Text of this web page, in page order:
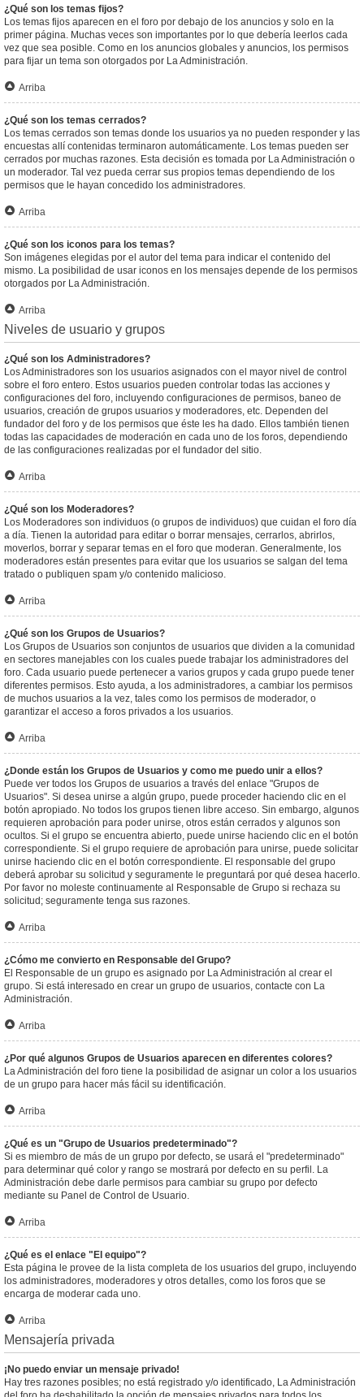
¿Qué son los temas fijos?
Los temas fijos aparecen en el foro por debajo de los anuncios y solo en la
primer página. Muchas veces son importantes por lo que debería leerlos cada
vez que sea posible. Como en los anuncios globales y anuncios, los permisos
para fijar un tema son otorgados por La Administración.
Arriba
¿Qué son los temas cerrados?
Los temas cerrados son temas donde los usuarios ya no pueden responder y las
encuestas allí contenidas terminaron automáticamente. Los temas pueden ser
cerrados por muchas razones. Esta decisión es tomada por La Administración o
un moderador. Tal vez pueda cerrar sus propios temas dependiendo de los
permisos que le hayan concedido los administradores.
Arriba
¿Qué son los iconos para los temas?
Son imágenes elegidas por el autor del tema para indicar el contenido del
mismo. La posibilidad de usar iconos en los mensajes depende de los permisos
otorgados por La Administración.
Arriba
Niveles de usuario y grupos
¿Qué son los Administradores?
Los Administradores son los usuarios asignados con el mayor nivel de control
sobre el foro entero. Estos usuarios pueden controlar todas las acciones y
configuraciones del foro, incluyendo configuraciones de permisos, baneo de
usuarios, creación de grupos usuarios y moderadores, etc. Dependen del
fundador del foro y de los permisos que éste les ha dado. Ellos también tienen
todas las capacidades de moderación en cada uno de los foros, dependiendo
de las configuraciones realizadas por el fundador del sitio.
Arriba
¿Qué son los Moderadores?
Los Moderadores son individuos (o grupos de individuos) que cuidan el foro día
a día. Tienen la autoridad para editar o borrar mensajes, cerrarlos, abrirlos,
moverlos, borrar y separar temas en el foro que moderan. Generalmente, los
moderadores están presentes para evitar que los usuarios se salgan del tema
tratado o publiquen spam y/o contenido malicioso.
Arriba
¿Qué son los Grupos de Usuarios?
Los Grupos de Usuarios son conjuntos de usuarios que dividen a la comunidad
en sectores manejables con los cuales puede trabajar los administradores del
foro. Cada usuario puede pertenecer a varios grupos y cada grupo puede tener
diferentes permisos. Esto ayuda, a los administradores, a cambiar los permisos
de muchos usuarios a la vez, tales como los permisos de moderador, o
garantizar el acceso a foros privados a los usuarios.
Arriba
¿Donde están los Grupos de Usuarios y como me puedo unir a ellos?
Puede ver todos los Grupos de usuarios a través del enlace "Grupos de
Usuarios". Si desea unirse a algún grupo, puede proceder haciendo clic en el
botón apropiado. No todos los grupos tienen libre acceso. Sin embargo, algunos
requieren aprobación para poder unirse, otros están cerrados y algunos son
ocultos. Si el grupo se encuentra abierto, puede unirse haciendo clic en el botón
correspondiente. Si el grupo requiere de aprobación para unirse, puede solicitar
unirse haciendo clic en el botón correspondiente. El responsable del grupo
deberá aprobar su solicitud y seguramente le preguntará por qué desea hacerlo.
Por favor no moleste continuamente al Responsable de Grupo si rechaza su
solicitud; seguramente tenga sus razones.
Arriba
¿Cómo me convierto en Responsable del Grupo?
El Responsable de un grupo es asignado por La Administración al crear el
grupo. Si está interesado en crear un grupo de usuarios, contacte con La
Administración.
Arriba
¿Por qué algunos Grupos de Usuarios aparecen en diferentes colores?
La Administración del foro tiene la posibilidad de asignar un color a los usuarios
de un grupo para hacer más fácil su identificación.
Arriba
¿Qué es un "Grupo de Usuarios predeterminado"?
Si es miembro de más de un grupo por defecto, se usará el "predeterminado"
para determinar qué color y rango se mostrará por defecto en su perfil. La
Administración debe darle permisos para cambiar su grupo por defecto
mediante su Panel de Control de Usuario.
Arriba
¿Qué es el enlace "El equipo"?
Esta página le provee de la lista completa de los usuarios del grupo, incluyendo
los administradores, moderadores y otros detalles, como los foros que se
encarga de moderar cada uno.
Arriba
Mensajería privada
¡No puedo enviar un mensaje privado!
Hay tres razones posibles; no está registrado y/o identificado, La Administración